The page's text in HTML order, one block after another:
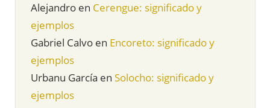
Alejandro en Cerengue: significado y
ejemplos
Gabriel Calvo en Encoreto: significado y
ejemplos
Urbanu García en Solocho: significado y
ejemplos